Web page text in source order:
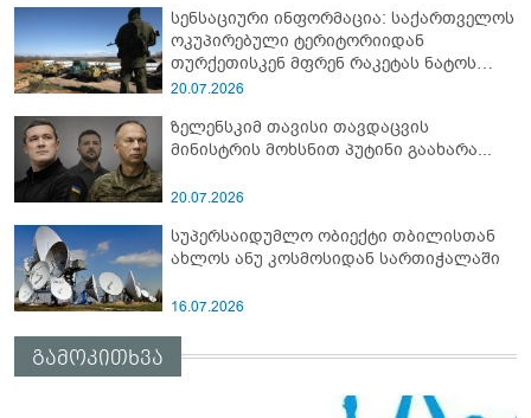
სენსაციური ინფორმაცია: საქართველოს
ოკუპირებული ტერიტორიიდან
თურქეთისკენ მფრენ რაკეტას ნატოს
სამიტი კინაღამ ჩაუშლია
20.07.2026
ზელენსკიმ თავისი თავდაცვის
მინისტრის მოხსნით პუტინი გაახარა...
20.07.2026
სუპერსაიდუმლო ობიექტი თბილისთან
ახლოს ანუ კოსმოსიდან სართიჭალაში
16.07.2026
გამოკითხვა